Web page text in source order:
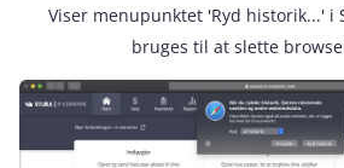
Viser menupunktet 'Ryd historik...' i
bruges til at slette